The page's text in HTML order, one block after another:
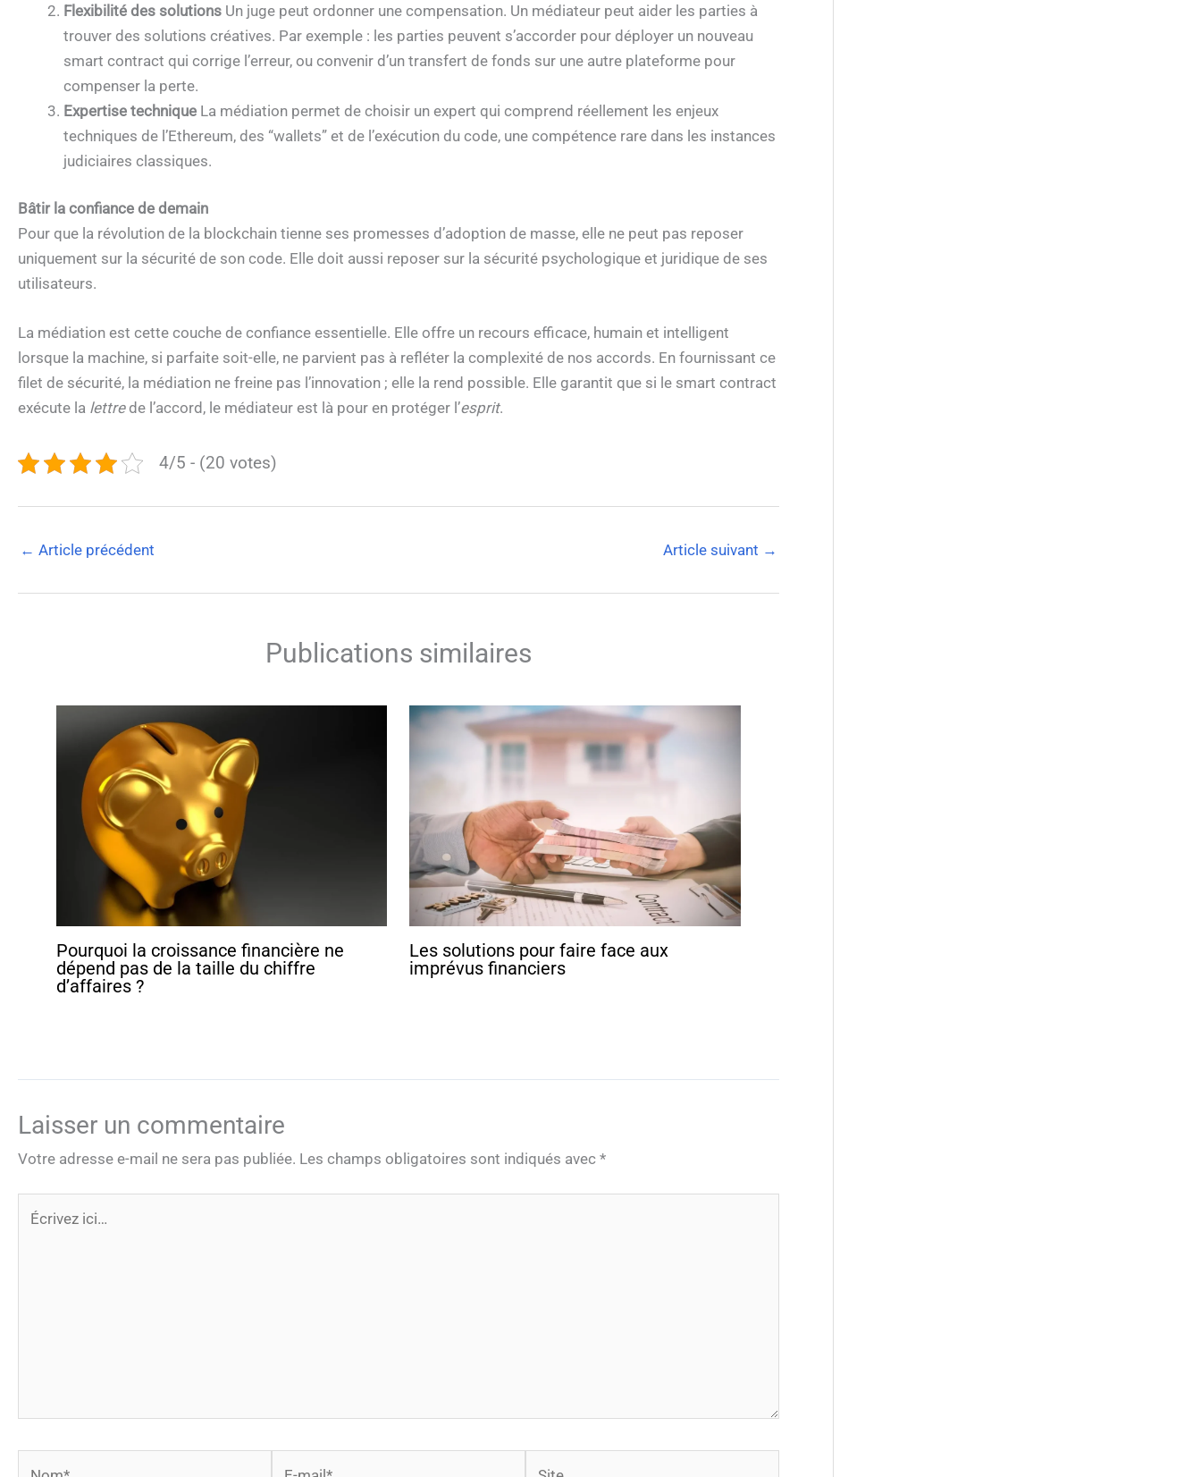
Flexibilité des solutions Un juge peut ordonner une compensation. Un médiateur peut aider les parties à
trouver des solutions créatives. Par exemple : les parties peuvent s’accorder pour déployer un nouveau
smart contract qui corrige l’erreur, ou convenir d’un transfert de fonds sur une autre plateforme pour
compenser la perte.
Expertise technique La médiation permet de choisir un expert qui comprend réellement les enjeux
techniques de l’Ethereum, des “wallets” et de l’exécution du code, une compétence rare dans les instances
judiciaires classiques.
Bâtir la confiance de demain
Pour que la révolution de la blockchain tienne ses promesses d’adoption de masse, elle ne peut pas reposer
uniquement sur la sécurité de son code. Elle doit aussi reposer sur la sécurité psychologique et juridique de ses
utilisateurs.
La médiation est cette couche de confiance essentielle. Elle offre un recours efficace, humain et intelligent
lorsque la machine, si parfaite soit-elle, ne parvient pas à refléter la complexité de nos accords. En fournissant ce
filet de sécurité, la médiation ne freine pas l’innovation ; elle la rend possible. Elle garantit que si le smart contract
exécute la lettrede l’accord, le médiateur est là pour en protéger l’esprit.
4/5 - (20 votes)
← Article précédent Article suivant →
Publications similaires
Pourquoi la croissance financière ne
dépend pas de la taille du chiffre
d’affaires ?
Les solutions pour faire face aux
imprévus financiers
Laisser un commentaire
Votre adresse e-mail ne sera pas publiée. Les champs obligatoires sont indiqués avec *